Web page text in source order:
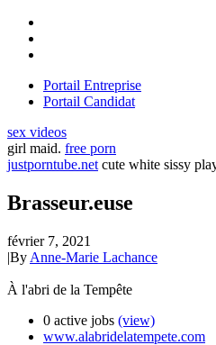
Portail Entreprise
Portail Candidat
sex videos
girl maid. free porn
justporntube.net cute white sissy
Brasseur.euse
février 7, 2021
|By Anne-Marie Lachance
À l'abri de la Tempête
0 active jobs (view)
www.alabridelatempete.com